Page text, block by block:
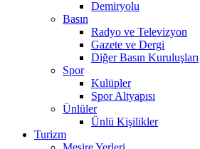
Demiryolu
Basın
Radyo ve Televizyon
Gazete ve Dergi
Diğer Basın Kuruluşları
Spor
Kulüpler
Spor Altyapısı
Ünlüler
Ünlü Kişilikler
Turizm